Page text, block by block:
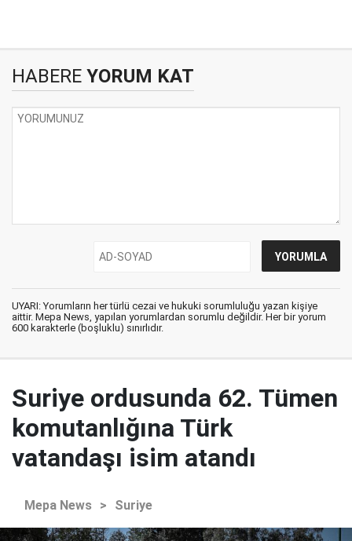
HABERE YORUM KAT
UYARI: Yorumların her türlü cezai ve hukuki sorumluluğu yazan kişiye
aittir. Mepa News, yapılan yorumlardan sorumlu değildir. Her bir yorum
600 karakterle (boşluklu) sınırlıdır.
Suriye ordusunda 62. Tümen
komutanlığına Türk
vatandaşı isim atandı
Mepa News > Suriye